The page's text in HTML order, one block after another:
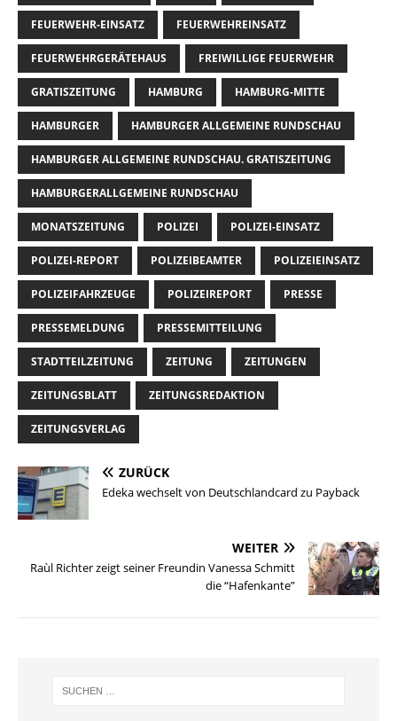
FEUERWEHR-EINSATZ FEUERWEHREINSATZ
FEUERWEHRGERÄTEHAUS FREIWILLIGE FEUERWEHR
GRATISZEITUNG HAMBURG HAMBURG-MITTE
HAMBURGER HAMBURGER ALLGEMEINE RUNDSCHAU
HAMBURGER ALLGEMEINE RUNDSCHAU. GRATISZEITUNG
HAMBURGERALLGEMEINE RUNDSCHAU
MONATSZEITUNG POLIZEI POLIZEI-EINSATZ
POLIZEI-REPORT POLIZEIBEAMTER POLIZEIEINSATZ
POLIZEIFAHRZEUGE POLIZEIREPORT PRESSE
PRESSEMELDUNG PRESSEMITTEILUNG
STADTTEILZEITUNG ZEITUNG ZEITUNGEN
ZEITUNGSBLATT ZEITUNGSREDAKTION
ZEITUNGSVERLAG
ZURÜCK
Edeka wechselt von Deutschlandcard zu Payback
WEITER
Raùl Richter zeigt seiner Freundin Vanessa Schmitt
die “Hafenkante”